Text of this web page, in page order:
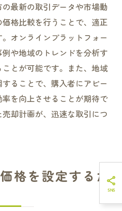
最新の取引データや市場動
格比較を行うことで、適正
オンラインプラットフォー
や地域のトレンドを分析す
とが可能です。また、地域
ることで、購入者にアピー
を向上させることが期待で
却計画が、迅速な取引につ
格を設定するた